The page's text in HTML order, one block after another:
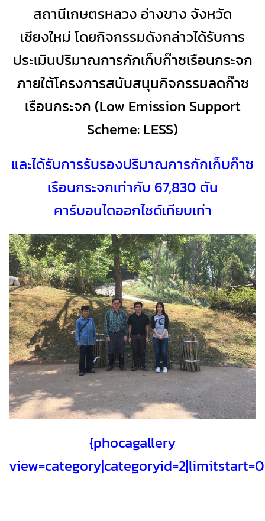
สถานีเกษตรหลวง อ่างขาง จังหวัด
เชียงใหม่ โดยกิจกรรมดังกล่าวได้รับการ
ประเมินปริมาณการกักเก็บก๊าซเรือนกระจก
ภายใต้โครงการสนับสนุนกิจกรรมลดก๊าซ
เรือนกระจก (Low Emission Support
Scheme: LESS)
และได้รับการรับรองปริมาณการกักเก็บก๊าซ
เรือนกระจกเท่ากับ 67,830 ตัน
คาร์บอนไดออกไซด์เทียบเท่า
{phocagallery